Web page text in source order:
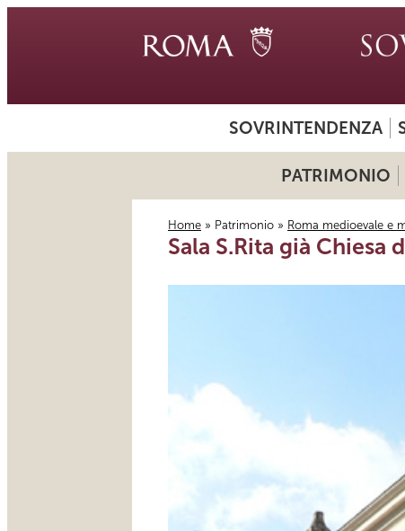
SOVRINTENDENZA
PATRIMONIO
Tu sei qui
Home » Patrimonio » Roma medioevale e
Sala S.Rita già Chiesa